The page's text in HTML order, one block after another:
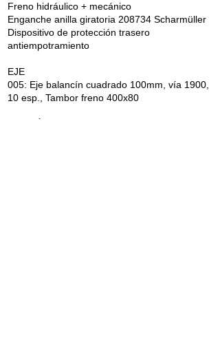
Freno hidráulico + mecánico
Enganche anilla giratoria 208734 Scharmüller
Dispositivo de protección trasero
antiempotramiento
EJE
005: Eje balancín cuadrado 100mm, vía 1900,
10 esp., Tambor freno 400x80